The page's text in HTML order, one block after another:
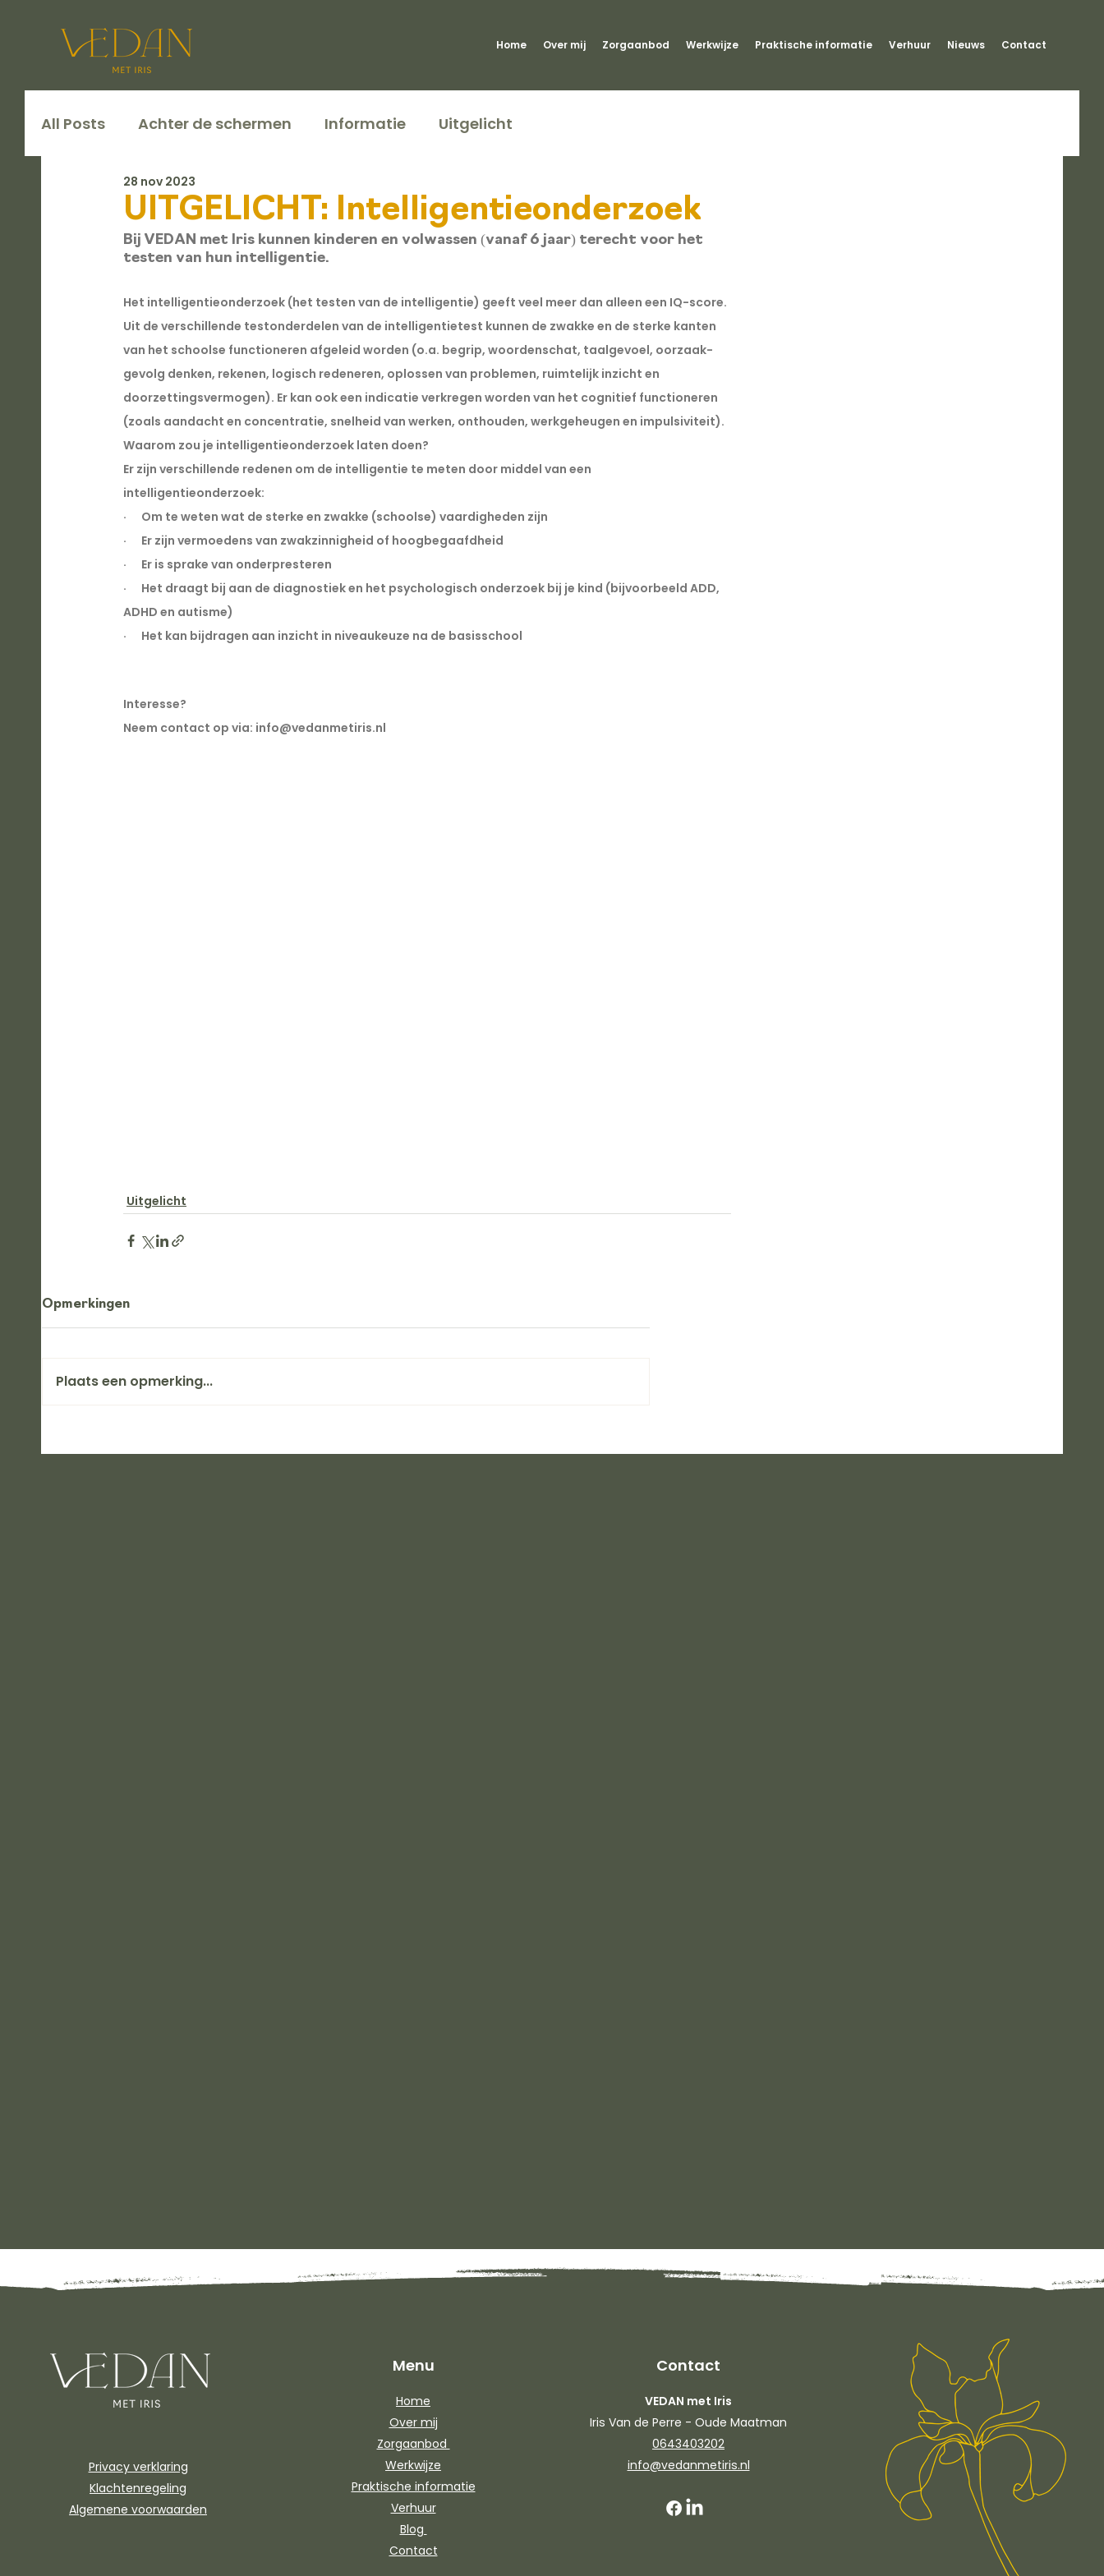
Home Over mij Zorgaanbod Werkwijze Praktische informatie Verhuur Nieuws Contact
All Posts Achter de schermen Informatie Uitgelicht
UITGELICHT: Intelligentieonderzoek
28 nov 2023
Bij VEDAN met Iris kunnen kinderen en volwassen (vanaf 6 jaar) terecht voor het
testen van hun intelligentie.
Het intelligentieonderzoek (het testen van de intelligentie) geeft veel meer dan alleen een IQ-score.
Uit de verschillende testonderdelen van de intelligentietest kunnen de zwakke en de sterke kanten
van het schoolse functioneren afgeleid worden (o.a. begrip, woordenschat, taalgevoel, oorzaak-
gevolg denken, rekenen, logisch redeneren, oplossen van problemen, ruimtelijk inzicht en
doorzettingsvermogen). Er kan ook een indicatie verkregen worden van het cognitief functioneren
(zoals aandacht en concentratie, snelheid van werken, onthouden, werkgeheugen en impulsiviteit).
Waarom zou je intelligentieonderzoek laten doen?
Er zijn verschillende redenen om de intelligentie te meten door middel van een
intelligentieonderzoek:
·      Om te weten wat de sterke en zwakke (schoolse) vaardigheden zijn
·      Er zijn vermoedens van zwakzinnigheid of hoogbegaafdheid
·      Er is sprake van onderpresteren
·      Het draagt bij aan de diagnostiek en het psychologisch onderzoek bij je kind (bijvoorbeeld ADD,
ADHD en autisme)
·      Het kan bijdragen aan inzicht in niveaukeuze na de basisschool
Interesse?
Neem contact op via: info@vedanmetiris.nl
Uitgelicht
Opmerkingen
Plaats een opmerking...
Privacy verklaring
Klachtenregeling
Algemene voorwaarden
Menu
Home
Over mij
Zorgaanbod
Werkwijze
Praktische informatie
Verhuur
Blog
Contact
Contact
VEDAN met Iris
Iris Van de Perre - Oude Maatman
0643403202
info@vedanmetiris.nl